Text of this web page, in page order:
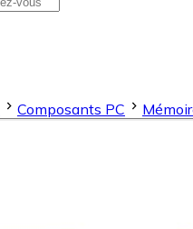
Composants PC